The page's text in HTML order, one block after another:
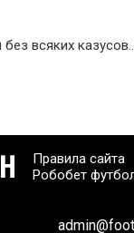
всяких
Правила сайта
Робобет